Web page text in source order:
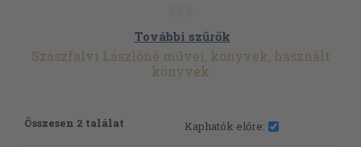
További szűrők
Szászfalvi Lászlóné művei, könyvek, használt
könyvek
Összesen 2 találat Kaphatók előre: